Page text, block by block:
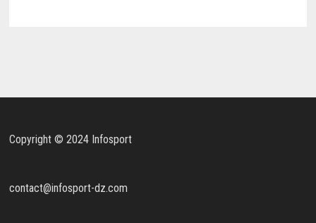
Copyright © 2024 Infosport
contact@infosport-dz.com